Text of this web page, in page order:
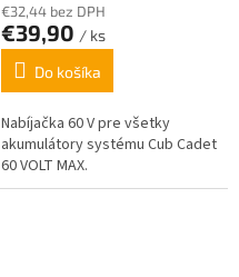
€32,44 bez DPH
€39,90 / ks
Do košíka
Nabíjačka 60 V pre všetky
akumulátory systému Cub Cadet
60 VOLT MAX.